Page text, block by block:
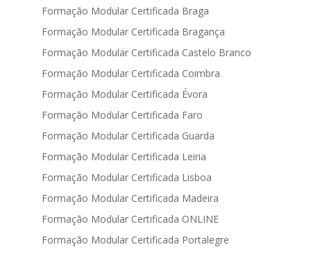
Formação Modular Certificada Braga
Formação Modular Certificada Bragança
Formação Modular Certificada Castelo Branco
Formação Modular Certificada Coimbra
Formação Modular Certificada Évora
Formação Modular Certificada Faro
Formação Modular Certificada Guarda
Formação Modular Certificada Leiria
Formação Modular Certificada Lisboa
Formação Modular Certificada Madeira
Formação Modular Certificada ONLINE
Formação Modular Certificada Portalegre